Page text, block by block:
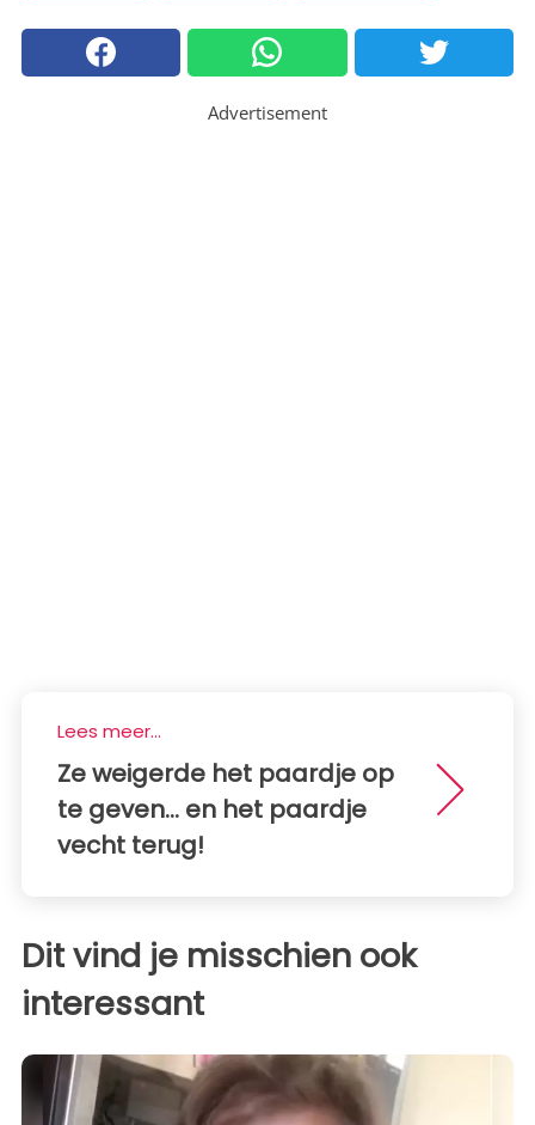
Advertisement
Lees meer...
Ze weigerde het paardje op
te geven... en het paardje
vecht terug!
Dit vind je misschien ook
interessant